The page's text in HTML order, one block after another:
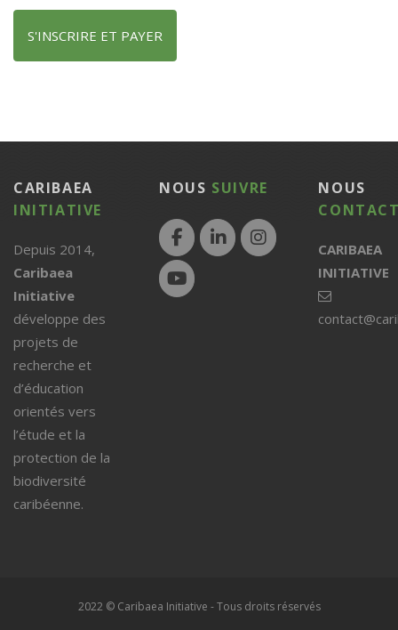
S'INSCRIRE ET PAYER
CARIBAEA
INITIATIVE
Depuis 2014,
Caribaea
Initiative
développe des
projets de
recherche et
d’éducation
orientés vers
l’étude et la
protection de la
biodiversité
caribéenne.
NOUS SUIVRE
NOUS
CARIBAEA
INITIATIVE
2022 © Caribaea Initiative - Tous droits réservés